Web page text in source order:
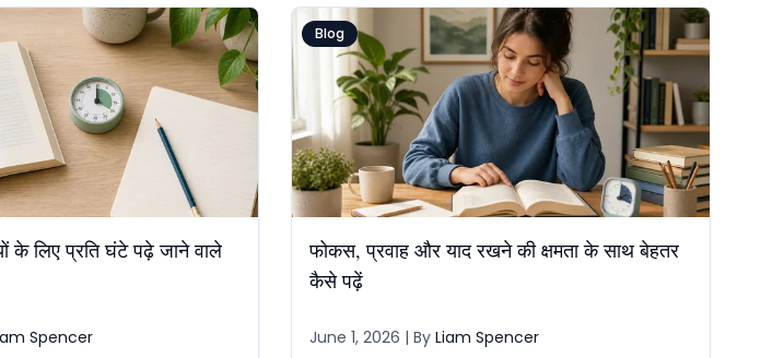
के लिए प्रति घंटे पढ़े जाने वाले
Spencer
Blog
फोकस, प्रवाह और याद रखने की क्षमता के साथ बेहतर
कैसे पढ़ें
June 1, 2026 | ByLiam Spencer